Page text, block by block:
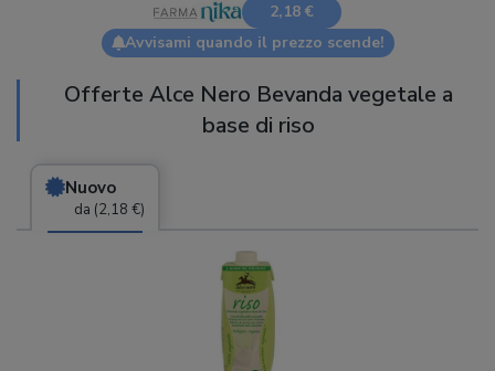
2,18 €
Avvisami quando il prezzo scende!
Offerte Alce Nero Bevanda vegetale a
base di riso
Nuovo
da (2,18 €)